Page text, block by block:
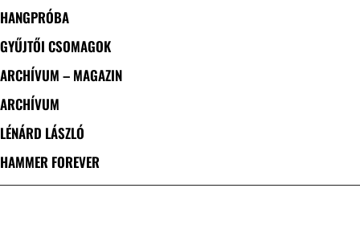
HANGPRÓBA
GYŰJTŐI CSOMAGOK
ARCHÍVUM – MAGAZIN
ARCHÍVUM
LÉNÁRD LÁSZLÓ
HAMMER FOREVER